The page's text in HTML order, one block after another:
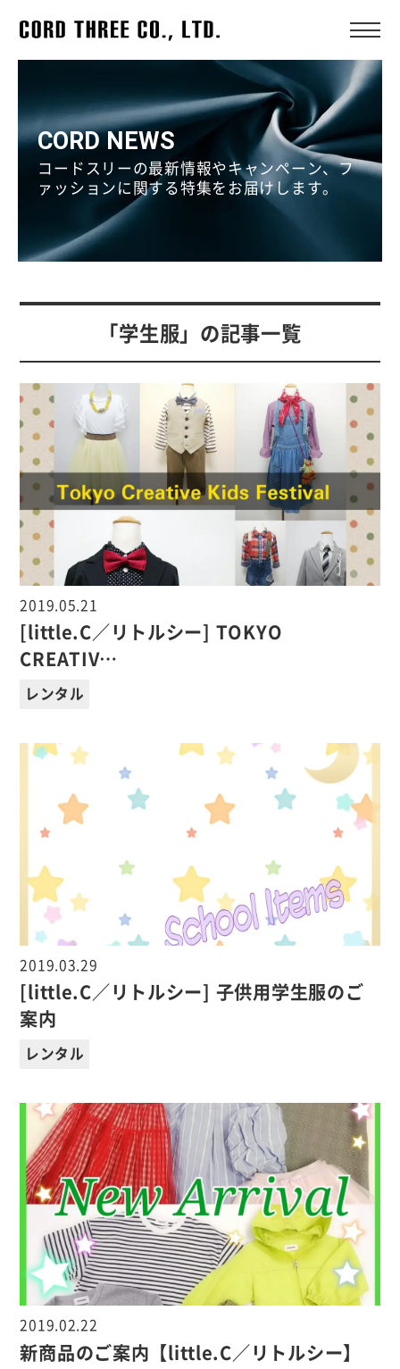
CORD NEWS
コードスリーの最新情報やキャンペーン、フ
ァッションに関する特集をお届けします。
「学生服」の記事一覧
2019.05.21
[little.C／リトルシー] TOKYO
CREATIV…
レンタル
2019.03.29
[little.C／リトルシー] 子供用学生服のご
案内
レンタル
2019.02.22
新商品のご案内【little.C／リトルシー】